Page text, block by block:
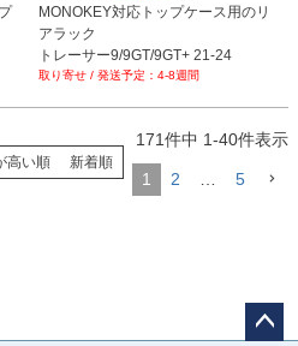
MONOKEY対応トップケース用のリ
アラック
トレーサー9/9GT/9GT+ 21-24
4-8週間
高い順 新着順
171件中 1-40件表示
1 2 5